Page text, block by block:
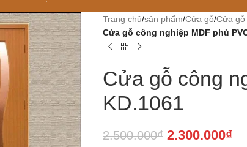
Trang chủ/sản phẩm/Cửa gỗ/Cửa gỗ
Cửa gỗ công nghiệp MDF phủ
Cửa gỗ công
KD.1061
2.500.000₫ 2.300.000₫